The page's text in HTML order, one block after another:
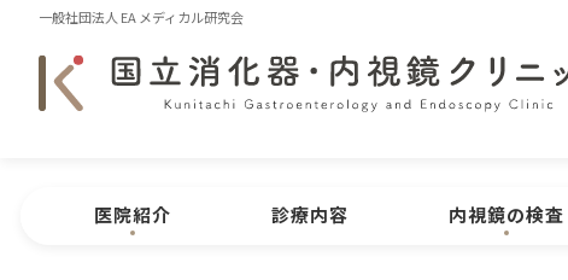
一般社団法人 EA メディカル研究会
医院紹介 診療内容 内視鏡の検査